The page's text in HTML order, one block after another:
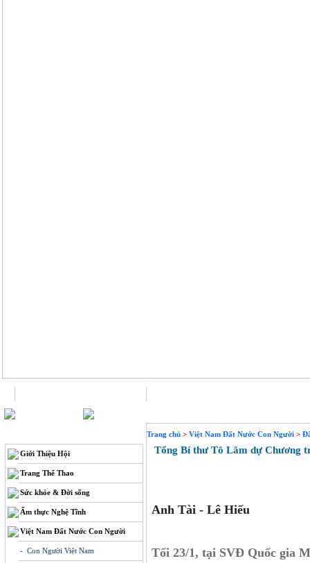
Giới Thiệu Hội
Trang Thể Thao
Sức khỏe & Đời sống
Ẩm thực Nghệ Tĩnh
Việt Nam Đất Nước Con Người
- Con Người Việt Nam
Trang chủ > Việt Nam Đất Nước Con Người >
Tổng Bí thư Tô Lâm dự Chương
Anh Tài - Lê Hiếu
Tối 23/1, tại SVĐ Quốc gia